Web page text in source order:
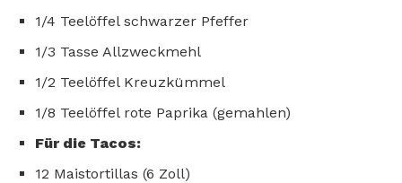
1/4 Teelöffel schwarzer Pfeffer
1/3 Tasse Allzweckmehl
1/2 Teelöffel Kreuzkümmel
1/8 Teelöffel rote Paprika (gemahlen)
Für die Tacos:
12 Maistortillas (6 Zoll)